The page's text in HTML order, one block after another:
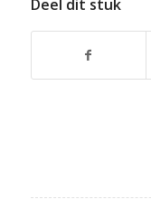
Deel dit stuk